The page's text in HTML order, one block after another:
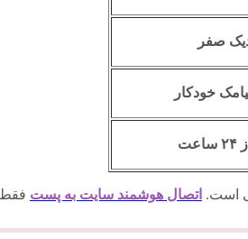
صفر
خودکار
است. اتصال هوشمند سایت به پست فقط ۹۹,۰۰۰ تومان تماس: ۰۹۱۱۶۳۶۷۹۲۹